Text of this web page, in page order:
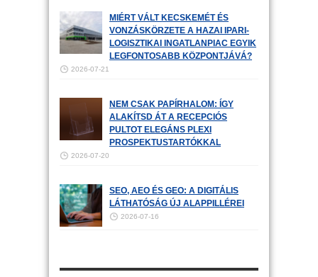
MIÉRT VÁLT KECSKEMÉT ÉS
VONZÁSKÖRZETE A HAZAI IPARI-
LOGISZTIKAI INGATLANPIAC EGYIK
LEGFONTOSABB KÖZPONTJÁVÁ?
2026-07-21
NEM CSAK PAPÍRHALOM: ÍGY
ALAKÍTSD ÁT A RECEPCIÓS
PULTOT ELEGÁNS PLEXI
PROSPEKTUSTARTÓKKAL
2026-07-20
SEO, AEO ÉS GEO: A DIGITÁLIS
LÁTHATÓSÁG ÚJ ALAPPILLÉREI
2026-07-16